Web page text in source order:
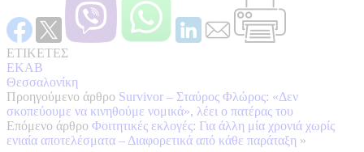
ΕΤΙΚΕΤΕΣ
ΕΚΑΒ
Θεσσαλονίκη
Προηγούμενο άρθρο Survivor – Σταύρος Φλώρος: «Δεν
σκοπεύουμε να κινηθούμε νομικά», λέει ο πατέρας του
Επόμενο άρθρο Φοιτητικές εκλογές: Για άλλη μία χρονιά χωρίς
ενιαία αποτελέσματα – Διαφορετικά από κάθε παράταξη »